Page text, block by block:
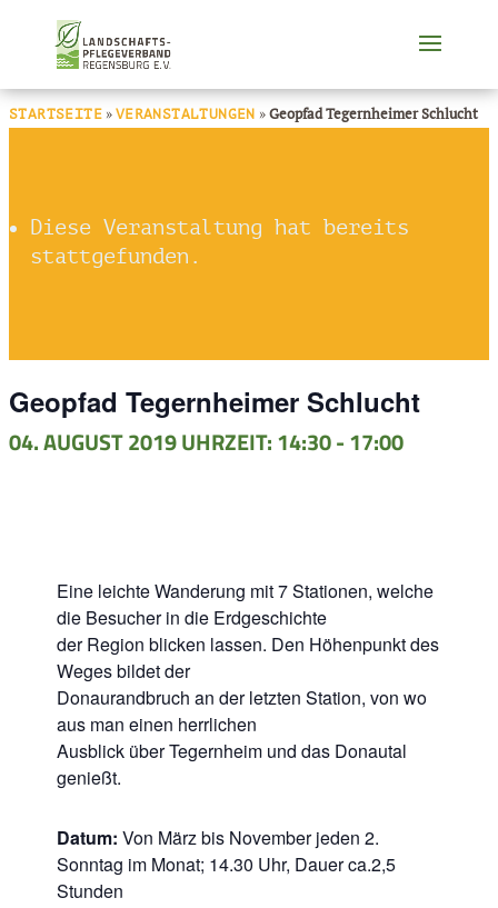
STARTSEITE» VERANSTALTUNGEN »Geopfad Tegernheimer Schlucht
Diese Veranstaltung hat bereits
stattgefunden.
Geopfad Tegernheimer Schlucht
04. AUGUST 2019 UHRZEIT: 14:30-17:00
Eine leichte Wanderung mit 7 Stationen, welche
die Besucher in die Erdgeschichte
der Region blicken lassen. Den Höhenpunkt des
Weges bildet der
Donaurandbruch an der letzten Station, von wo
aus man einen herrlichen
Ausblick über Tegernheim und das Donautal
genießt.
Datum: Von März bis November jeden 2.
Sonntag im Monat; 14.30 Uhr, Dauer ca.2,5
Stunden